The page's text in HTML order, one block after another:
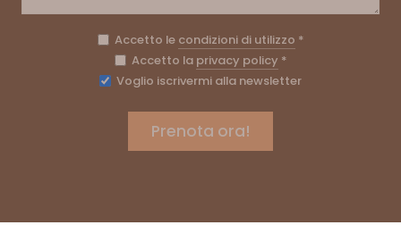
Accetto le condizioni di utilizzo *
Accetto la privacy policy *
Voglio iscrivermi alla newsletter